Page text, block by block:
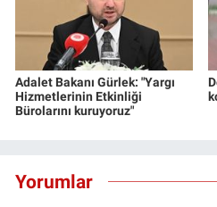
Adalet Bakanı Gürlek: "Yargı
Hizmetlerinin Etkinliği
Bürolarını kuruyoruz"
Yorumlar